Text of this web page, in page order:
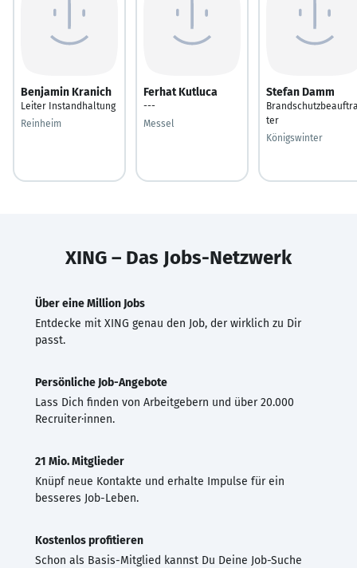
Benjamin Kranich
Leiter Instandhaltung
Reinheim
Ferhat Kutluca
---
Messel
Stefan Damm
ter
Königswinter
XING – Das Jobs-Netzwerk
Über eine Million Jobs
Entdecke mit XING genau den Job, der wirklich zu Dir
passt.
Persönliche Job-Angebote
Lass Dich finden von Arbeitgebern und über 20.000
Recruiter·innen.
21 Mio. Mitglieder
Knüpf neue Kontakte und erhalte Impulse für ein
besseres Job-Leben.
Kostenlos profitieren
Schon als Basis-Mitglied kannst Du Deine Job-Suche